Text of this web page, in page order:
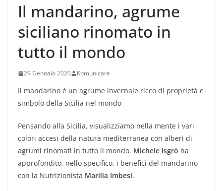
Il mandarino, agrume
siciliano rinomato in
tutto il mondo
29 Gennaio 2020 Komunicare
Il mandarino è un agrume invernale ricco di proprietà e
simbolo della Sicilia nel mondo
Pensando alla Sicilia, visualizziamo nella mente i vari
colori accesi della natura mediterranea con alberi di
agrumi rinomati in tutto il mondo. Michele Isgrò ha
approfondito, nello specifico, i benefici del mandarino
con la Nutrizionista Marilia Imbesi.